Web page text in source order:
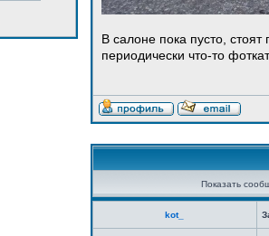
В салоне пока пусто,
периодически что-то
Показать
kot_